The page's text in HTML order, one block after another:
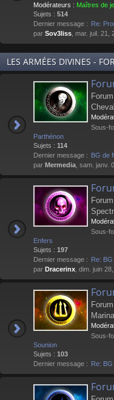
Modérateurs : Maîtres de
Sujets : 514
Dernier message : Re:
par Sov3liss , mar. juil. 21,
LES ARMÉES DIVINES -
Sous-
Parthénon
Sujets : 114
Dernier message : BG de
par Mermedia , sam. janv.
Sous-
Enfers
Sujets : 197
Dernier message : Re:
par Dracerinx , dim. juin
Sous-
Sounion
Sujets : 103
Dernier message : Re: